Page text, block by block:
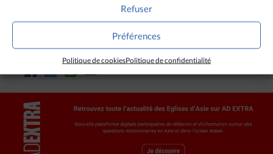
Refuser
Préférences
Politique de cookiesPolitique de confidentialité
CRÉDITS
Angie de Silva / Ucanews